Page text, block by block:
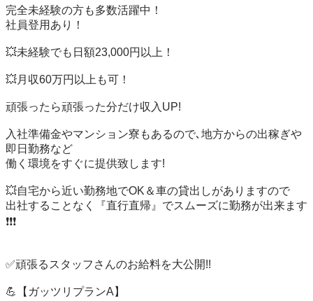
完全未経験の方も多数活躍中！
社員登用あり！
💥未経験でも日額23,000円以上！
💥月収60万円以上も可！
頑張ったら頑張った分だけ収入UP!
入社準備金やマンション寮もあるので､地方からの出稼ぎや
即日勤務など
働く環境をすぐに提供致します!
💥自宅から近い勤務地でOK＆車の貸出しがありますので
出社することなく『直行直帰』でスムーズに勤務が出来ます
❗️❗️❗️
✅頑張るスタッフさんのお給料を大公開!!
💪【ガッツリプランA】